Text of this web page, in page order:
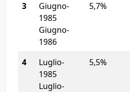
3
Giugno-
1985
Giugno-
1986
5,7%
4
Luglio-
1985
Luglio-
5,5%